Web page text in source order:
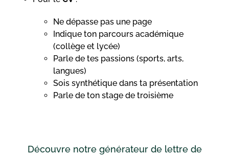
Ne dépasse pas une page
Indique ton parcours académique
(collège et lycée)
Parle de tes passions (sports, arts,
langues)
Sois synthétique dans ta présentation
Parle de ton stage de troisième
Découvre notre générateur de lettre de